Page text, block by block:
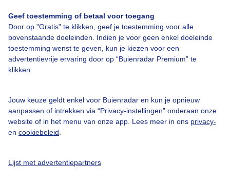
Geef toestemming of betaal voor toegang
Door op "Gratis" te klikken, geef je toestemming voor alle
bovenstaande doeleinden. Indien je voor geen enkel doeleinde
toestemming wenst te geven, kun je kiezen voor een
advertentievrije ervaring door op “Buienradar Premium” te
klikken.
Jouw keuze geldt enkel voor Buienradar en kun je opnieuw
aanpassen of intrekken via “Privacy-instellingen” onderaan onze
website of in het menu van onze app. Lees meer in ons privacy-
en cookiebeleid
Lijst met advertentiepartners
Veelgestelde vragen
Contact
Toegankelijkheid
Gebruikersvoorwaarden
Buienradar Team
Privacy beleid